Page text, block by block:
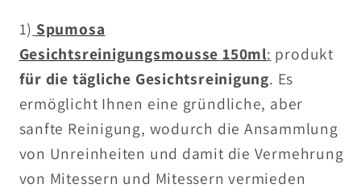
1) Spumosa
Gesichtsreinigungsmousse 150ml: produkt
für die tägliche Gesichtsreinigung. Es
ermöglicht Ihnen eine gründliche, aber
sanfte Reinigung, wodurch die Ansammlung
von Unreinheiten und damit die Vermehrung
von Mitessern und Mitessern vermieden